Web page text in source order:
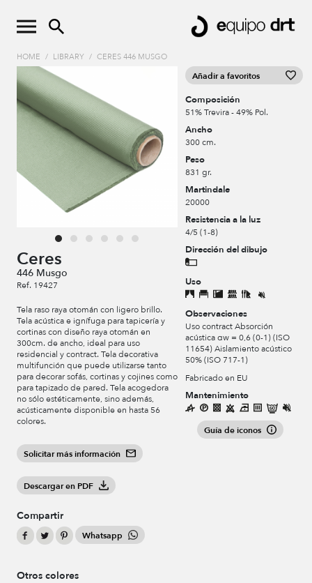
HOME / LIBRARY / CERES 446 MUSGO
Ceres
446 Musgo
Ref. 19427
Tela raso raya otomán con ligero brillo.
Tela acústica e ignífuga para tapicería y
cortinas con diseño raya otomán en
300cm. de ancho, ideal para uso
residencial y contract. Tela decorativa
multifunción que puede utilizarse tanto
para decorar sofás, cortinas y cojines como
para tapizado de pared. Tela acogedora
no sólo estéticamente, sino además,
acústicamente disponible en hasta 56
colores.
Solicitar más información
Descargar en PDF
Compartir
Whatsapp
Añadir a favoritos
Composición
51% Trevira - 49% Pol.
Ancho
300 cm.
Peso
831 gr.
Martindale
20000
Resistencia a la luz
4/5 (1-8)
Dirección del dibujo
Uso
Observaciones
Uso contract Absorción
acústica αw = 0,6 (0-1) (ISO
11654) Aislamiento acústico
50% (ISO 717-1)
Fabricado en EU
Mantenimiento
Guía de iconos
Otros colores